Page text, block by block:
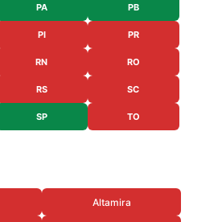
PA PB
PI PR
RN RO
RS SC
SP TO
Altamira